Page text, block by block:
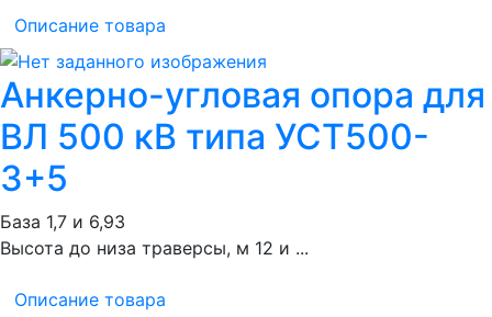
Описание товара
Анкерно-угловая опора для
ВЛ 500 кВ типа УСТ500-
3+5
База 1,7 и 6,93
Высота до низа траверсы, м 12 и ...
Описание товара